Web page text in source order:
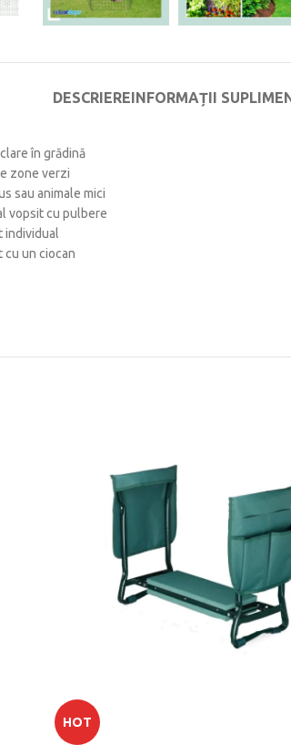
DESCRIEREINFORMAȚII
în grădină
zone verzi
sau animale mici
vopsit cu pulbere
individual
cu un ciocan
HOT